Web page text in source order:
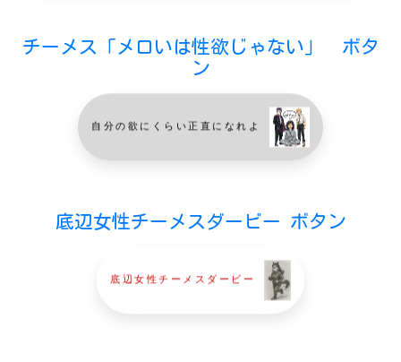
チーメス「メロいは性欲じゃない」 ボタ
ン
自分の欲にくらい正直になれよ
底辺女性チーメスダービー ボタン
底辺女性チーメスダービー